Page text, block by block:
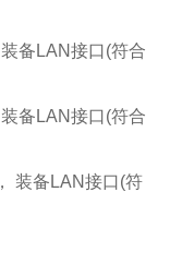
备LAN接口(符合
备LAN接口(符合
装备LAN接口(符